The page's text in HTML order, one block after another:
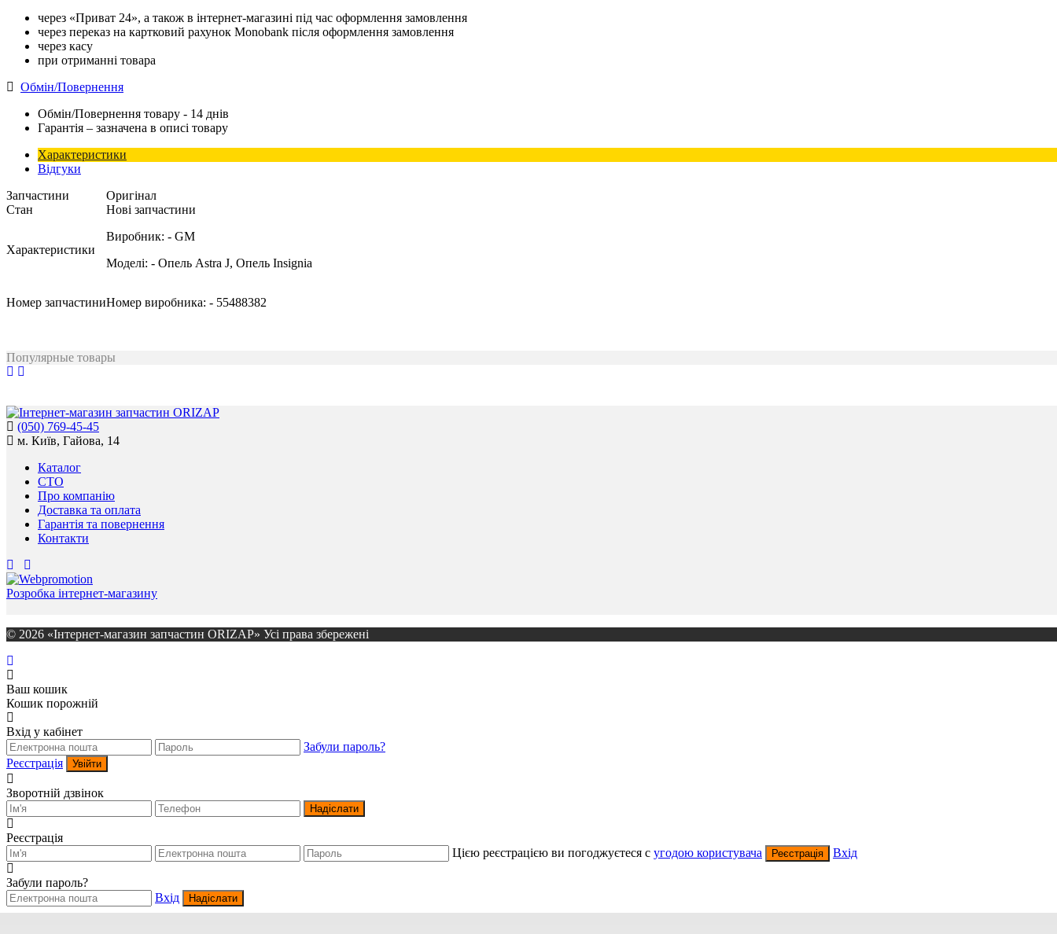
через «Приват 24», а також в інтернет-магазині під час оформлення замовлення
через переказ на картковий рахунок Monobank після оформлення замовлення
через касу
при отриманні товара
Обмін/Повернення
Обмін/Повернення товару - 14 днів
Гарантія – зазначена в описі товару
Характеристики
Відгуки
Запчастини
Оригінал
Стан
Нові запчастини
Характеристики
Виробник: - GM
Моделі: - Опель Astra J, Опель Insignia
Номер запчастиниНомер виробника: - 55488382
Популярные товары
(050) 769-45-45
м. Київ, Гайова, 14
Каталог
СТО
Про компанію
Доставка та оплата
Гарантія та повернення
Контакти
Розробка інтернет-магазину
© 2026 «Інтернет-магазин запчастин ORIZAP» Усі права збережені
Ваш кошик
Кошик порожній
Вхід у кабінет
Забули пароль?
Реєстрація
Увійти
Зворотній дзвінок
Надіслати
Реєстрація
Цією реєстрацією ви погоджуєтеся c угодою користувача Реєстрація Вхід
Забули пароль?
Вхід
Надіслати